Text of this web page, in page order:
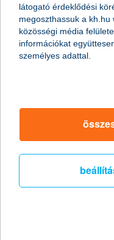
A Global Finance
Trade Finance Provider
látogató érdeklődési
megoszthassuk a
közösségi média
információkat
személyes adattal.